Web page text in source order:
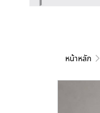
หน้าหลัก